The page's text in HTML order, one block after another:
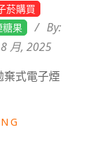
菸購買
糖果
By:
月, 2025
式電子煙